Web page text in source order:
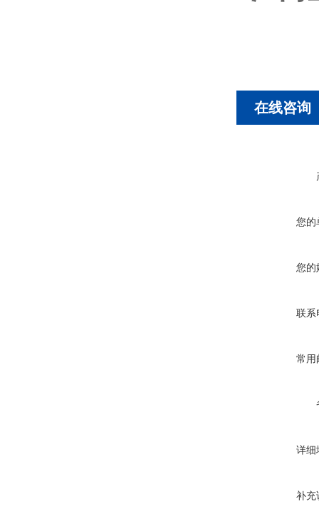
在线咨询
您的
您的
联系
常用
详细
补充